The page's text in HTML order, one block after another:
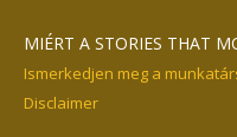
MIÉRT A STORIES THAT
Ismerkedjen meg a
Disclaimer